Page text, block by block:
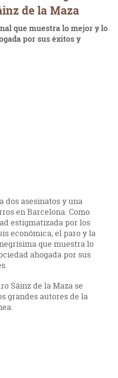
de la Maza
que muestra lo mejor y lo
por sus éxitos y
dos asesinatos y una
en Barcelona. Como
estigmatizada por los
económica, el paro y la
que muestra lo
ahogada por sus
Sáinz de la Maza se
grandes autores de la